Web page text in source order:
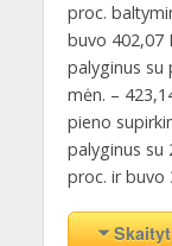
proc.
buvo 402,07
palyginus su
mėn. –
pieno
palyginus su
proc. ir buvo